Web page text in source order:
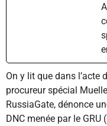
On y lit que dans l’acte
procureur spécial
RussiaGate, dénonce
DNC menée par le